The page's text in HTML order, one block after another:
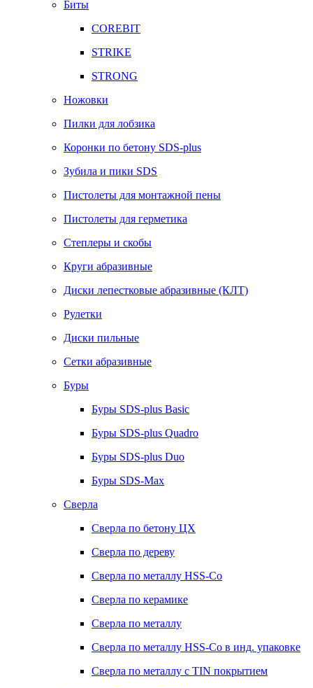
Биты
COREBIT
STRIKE
STRONG
Ножовки
Пилки для лобзика
Коронки по бетону SDS-plus
Зубила и пики SDS
Пистолеты для монтажной пены
Пистолеты для герметика
Степлеры и скобы
Круги абразивные
Диски лепестковые абразивные (КЛТ)
Рулетки
Диски пильные
Сетки абразивные
Буры
Буры SDS-plus Basic
Буры SDS-plus Quadro
Буры SDS-plus Duo
Буры SDS-Max
Сверла
Сверла по бетону ЦХ
Сверла по дереву
Сверла по металлу HSS-Co
Сверла по керамике
Сверла по металлу
Сверла по металлу HSS-Co в инд. упаковке
Сверла по металлу с TIN покрытием